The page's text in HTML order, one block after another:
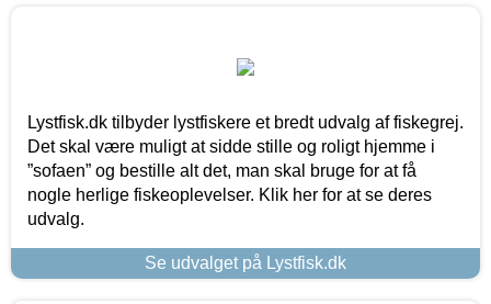
Lystfisk.dk tilbyder lystfiskere et bredt udvalg af fiskegrej.
Det skal være muligt at sidde stille og roligt hjemme i
”sofaen” og bestille alt det, man skal bruge for at få
nogle herlige fiskeoplevelser. Klik her for at se deres
udvalg.
Se udvalget på Lystfisk.dk